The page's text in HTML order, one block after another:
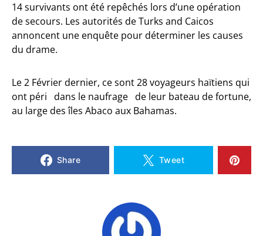
14 survivants ont été repêchés lors d’une opération
de secours. Les autorités de Turks and Caicos
annoncent une enquête pour déterminer les causes
du drame.
Le 2 Février dernier, ce sont 28 voyageurs haïtiens qui
ont péri dans le naufrage de leur bateau de fortune,
au large des îles Abaco aux Bahamas.
Share Tweet